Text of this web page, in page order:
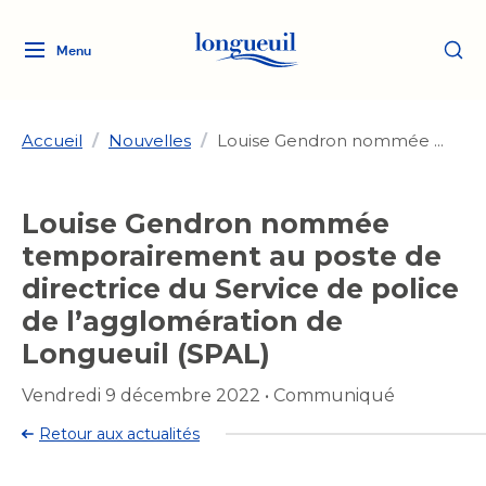
Menu
Logo
Ville
lien
vers
l'accueil
Ma ville, ma propriété
Aménagement et urbanisme
Aménagement et urbanisme
Rôle d'évaluation
Rôle d'évaluation
Taxes
Taxes
Loisirs et culture
Arts et culture
Arts et culture
Bibliothèques
Développement social
Services de proximité
Déneigement
Transition socioécologique
et mobilité
Quoi faire à Longueuil
Activités artistiques et
culturelles
Accueil / Nouvelles / Louise Gendron nommée ...
Louise Gendron nommée
temporairement au poste de
directrice du Service de police
de l’agglomération de
Longueuil (SPAL)
Vendredi 9 décembre 2022 • Communiqué
Retour aux actualités